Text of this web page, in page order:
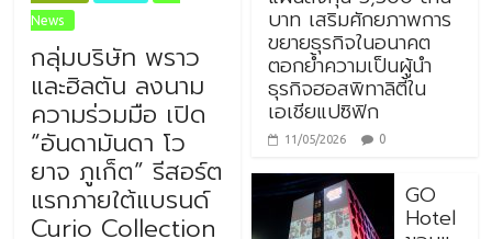
News
กลุ่มบริษัท พราว
และฮิลตัน ลงนาม
ความร่วมมือ เปิด
“อันดามันดา โว
ยาจ ภูเก็ต” รีสอร์ต
แรกภายใต้แบรนด์
Curio Collection
บาท เสริมศักยภาพการ
ขยายธุรกิจในอนาคต
ตอกย้ำความเป็นผู้นำ
ธุรกิจฮอสพิทาลิตี้ใน
เอเชียแปซิฟิก
11/05/2026 0
GO
Hotel